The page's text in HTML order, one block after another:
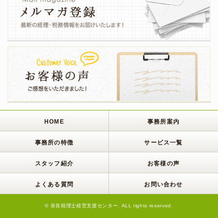
HOME 事務所案内
事務所の特徴 サービス一覧
スタッフ紹介 お客様の声
よくある質問 お問い合わせ
© 奈良税理士経営支援センター. ALL rights reserved.